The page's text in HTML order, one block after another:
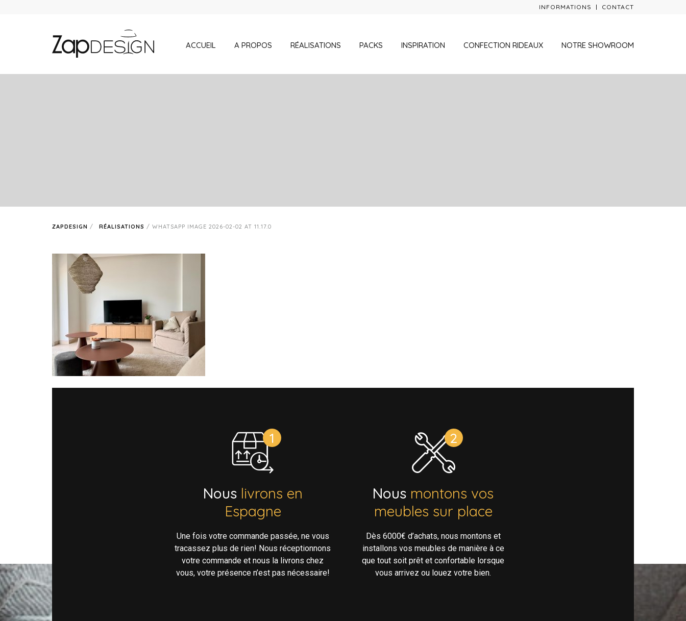
INFORMATIONS CONTACT
ACCUEIL A PROPOS RÉALISATIONS PACKS INSPIRATION CONFECTION RIDEAUX NOTRE SHOWROOM
ZAPDESIGN / RÉALISATIONS / WHATSAPP IMAGE 2026-02-02 AT 11.17.0
Nous livrons en
Espagne
Une fois votre commande passée, ne vous
tracassez plus de rien! Nous réceptionnons
votre commande et nous la livrons chez
vous, votre présence n’est pas nécessaire!
Nous montons vos
meubles sur place
Dès 6000€ d’achats, nous montons et
installons vos meubles de manière à ce
que tout soit prêt et confortable lorsque
vous arrivez ou louez votre bien.